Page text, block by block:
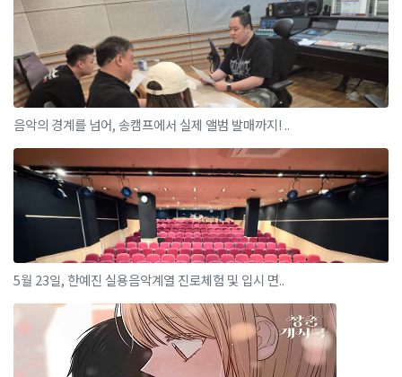
음악의 경계를 넘어, 송캠프에서 실제 앨범 발매까지! ..
5월 23일, 한예진 실용음악계열 진로체험 및 입시 면..